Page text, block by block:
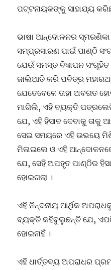
ପଟ୍ଟନାୟକଙ୍କୁ ସାହାଯ୍ୟ
ଭାଷା ଆନ୍ଦୋଳନର
ସମ୍ପ୍ରସାରଣ ପାଇଁ ପାଣ୍ଠି
ଯେଉଁ ସମସ୍ତ ବିଜ୍ଞାପନ
ଜାଲିଆତି କରି ପବିତ୍ର
ଯେତେବେଳେ ତାହା ଅବଗତ
ମାଗିଲି, ଏହି ବ୍ୟକ୍ତି
ଯେ, ଏହି ହିସାବ ଦେବାକୁ
ସେଇ ସମୟରେ ଏହି ଉଭୟେ
ମିଳାଇଲେ ଓ ଏହି
ଯେ, ସେହି ଅପହୃତ ପାଣ୍ଠିର
ହୋଇଗଲା ।
ଏହି ନିନ୍ଦନୀୟ ଆର୍ଥିକ
ବ୍ୟକ୍ତି କହିବୁଲୁଛନ୍ତି ଯେ,
ହୋଇନାହିଁ ।
ଏହି ଧାର୍ତ୍ତବ୍ୟ ଅପରାଧର